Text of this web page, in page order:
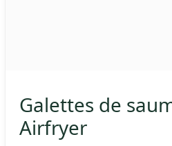
Galettes de
Airfryer